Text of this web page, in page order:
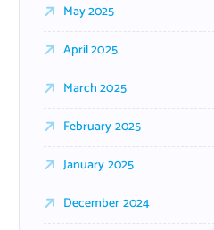
May 2025
April 2025
March 2025
February 2025
January 2025
December 2024